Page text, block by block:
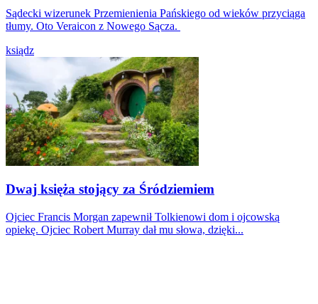
Sądecki wizerunek Przemienienia Pańskiego od wieków przyciąga
tłumy. Oto Veraicon z Nowego Sącza.
ksiądz
Dwaj księża stojący za Śródziemiem
Ojciec Francis Morgan zapewnił Tolkienowi dom i ojcowską
opiekę. Ojciec Robert Murray dał mu słowa, dzięki...